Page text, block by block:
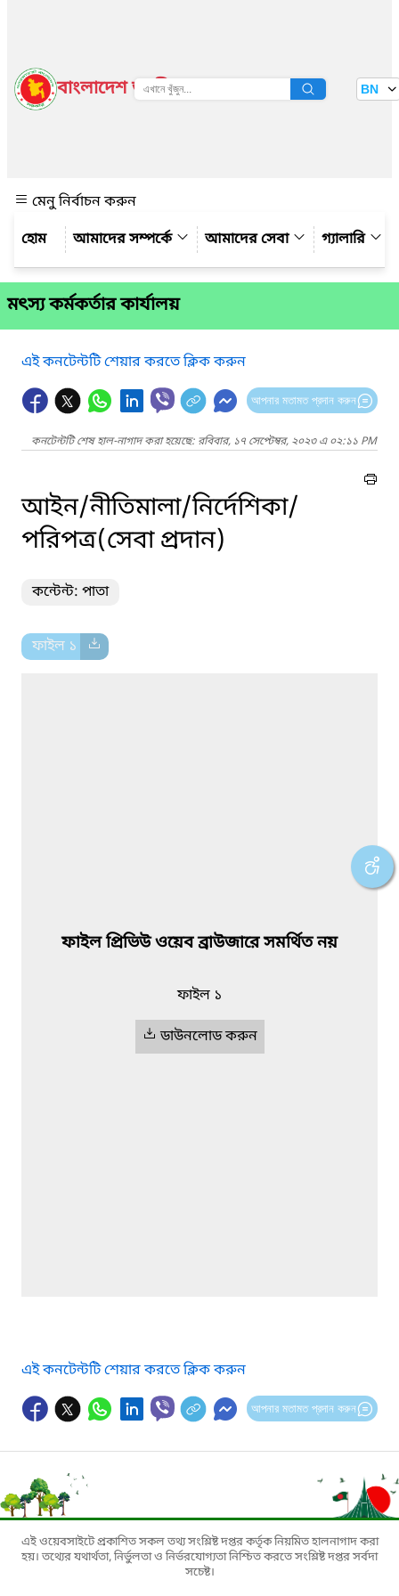
বাংলাদেশ জাতীয় তথ্য বাতায়ন BN
মেনু নির্বাচন করুন
আমাদের সম্পর্কে
আমাদের সেবা গ্যালারি
মৎস্য কর্মকর্তার কার্যালয়
এই কনটেন্টটি শেয়ার করতে ক্লিক করুন
আপনার মতামত প্রদান করুন
কনটেন্টটি শেষ হাল-নাগাদ করা হয়েছে: রবিবার, ১৭ সেপ্টেম্বর, ২০২৩ এ ০২:১১ PM
আইন/নীতিমালা/নির্দেশিকা/
পরিপত্র(সেবা প্রদান)
কন্টেন্ট: পাতা
ফাইল ১
ফাইল প্রিভিউ ওয়েব ব্রাউজারে সমর্থিত নয়
ফাইল ১
ডাউনলোড করুন
এই কনটেন্টটি শেয়ার করতে ক্লিক করুন
আপনার মতামত প্রদান করুন
এই ওয়েবসাইটে প্রকাশিত সকল তথ্য সংশ্লিষ্ট দপ্তর কর্তৃক নিয়মিত হালনাগাদ করা
হয়। তথ্যের যথার্থতা, নির্ভুলতা ও নির্ভরযোগ্যতা নিশ্চিত করতে সংশ্লিষ্ট দপ্তর সর্বদা
সচেষ্ট।